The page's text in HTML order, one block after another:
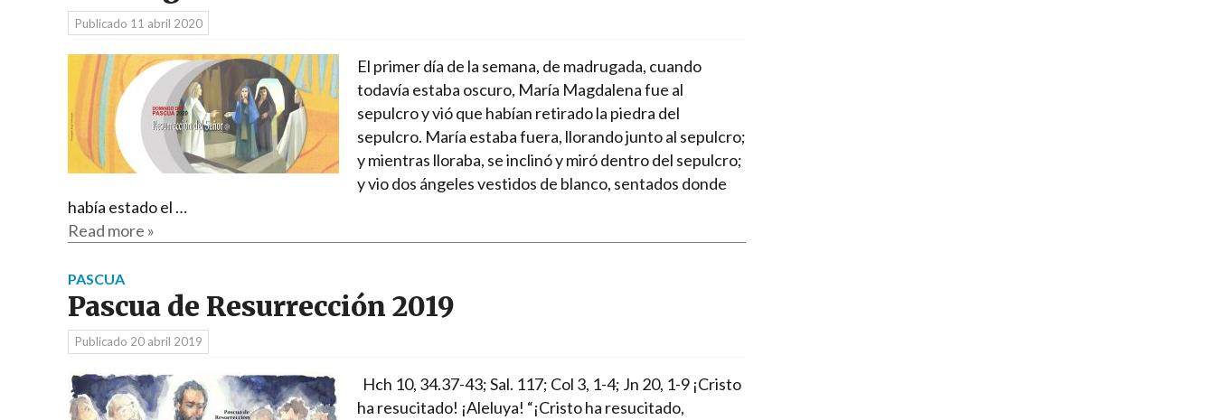
Publicado 11 abril 2020
El primer día de la semana, de madrugada, cuando
todavía estaba oscuro, María Magdalena fue al
sepulcro y vió que habían retirado la piedra del
sepulcro. María estaba fuera, llorando junto al sepulcro;
y mientras lloraba, se inclinó y miró dentro del sepulcro;
y vio dos ángeles vestidos de blanco, sentados donde
había estado el …
Read more »
PASCUA
Pascua de Resurrección 2019
Publicado 20 abril 2019
Hch 10, 34.37-43; Sal. 117; Col 3, 1-4; Jn 20, 1-9 ¡Cristo
ha resucitado! ¡Aleluya! “¡Cristo ha resucitado,